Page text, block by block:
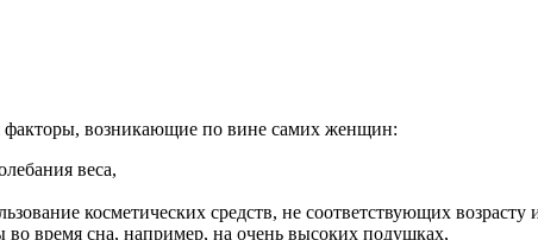
факторы, возникающие по вине самих женщин:
веса,
косметических средств, не соответствующих возрасту
время сна, например, на очень высоких подушках,